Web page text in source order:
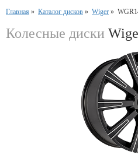
Главная » Каталог дисков » Wiger »
Колесные диски